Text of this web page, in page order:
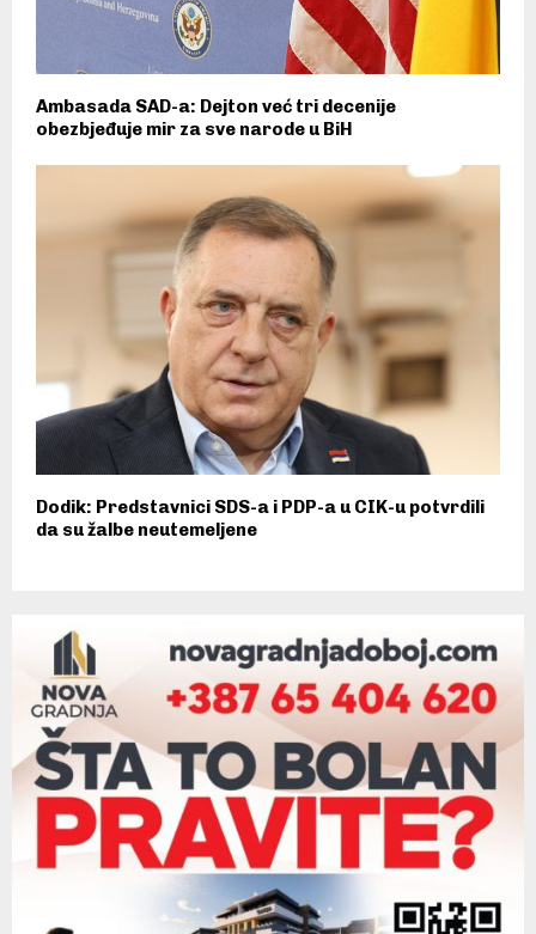
Ambasada SAD-a: Dejton već tri decenije
obezbjeđuje mir za sve narode u BiH
Dodik: Predstavnici SDS-a i PDP-a u CIK-u potvrdili
da su žalbe neutemeljene